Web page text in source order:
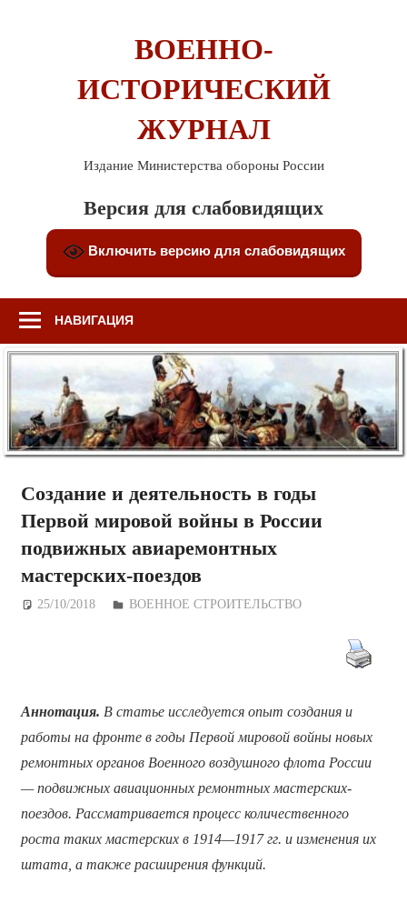
ВОЕННО-
ИСТОРИЧЕСКИЙ
ЖУРНАЛ
Издание Министерства обороны России
Версия для слабовидящих
Включить версию для слабовидящих
НАВИГАЦИЯ
Создание и деятельность в годы
Первой мировой войны в России
подвижных авиаремонтных
мастерских-поездов
25/10/2018 Дежурный по Редакции
ВОЕННОЕ СТРОИТЕЛЬСТВО
Аннотация. В статье исследуется опыт создания и
работы на фронте в годы Первой мировой войны новых
ремонтных органов Военного воздушного флота России
— подвижных авиационных ремонтных мастерских-
поездов. Рассматривается процесс количественного
роста таких мастерских в 1914—1917 гг. и изменения их
штата, а также расширения функций.